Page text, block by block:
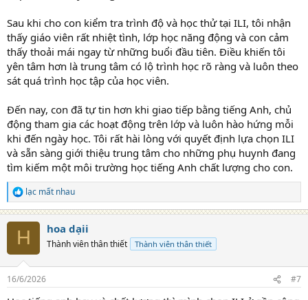
mà còn được đào tạo để hiểu tâm lý trẻ, biết cách khơi dậy
sự hứng thú và khuyến khích bé tự tin giao tiếp.
Tiết kiệm chi phí: So với các trung tâm học tiếng Anh online
cho bé truyền thống, học phí của các nền tảng online như
51Talkthường hợp lý hơn, mà chất lượng vẫn đảm bảo.
Môi trường học hiện đại: Các nền tảng học tiếng Anh
online cho bé sử dụng công nghệ tiên tiến, kết hợp hình ảnh,
âm thanh, trò chơi tương tác, giúp bé học mà như chơi,
Chính vì những lợi ích này, mình đã quyết định tìm hiểu sâu hơn về
các nền tảng học tiếng Anh online, và51Talkđã thực sự khiến mình
ấn tượng.
51Talk – Giải pháp học tiếng Anh
online cho bé hiệu quả​
Khi lướt mạng tìm kiếm các trung tâm dạy học tiếng Anh online cho
bé, cái tên51Talkxuất hiện khắp nơi, từ các diễn đàn phụ huynh
đến các bài đánh giá trên mạng xã hội. Sau khi tìm hiểu và cho con
trải nghiệm buổi học thử, mình thực sự hiểu vì sao
tảng này:
Sau khi cho con kiểm tra trình độ và học thử tại ILI, tôi nhận
thấy giáo viên rất nhiệt tình, lớp học năng động và con cảm
thấy thoải mái ngay từ những buổi đầu tiên. Điều khiến tôi
yên tâm hơn là trung tâm có lộ trình học rõ ràng và luôn theo
sát quá trình học tập của học viên.
Đến nay, con đã tự tin hơn khi giao tiếp bằng tiếng Anh, chủ
động tham gia các hoạt động trên lớp và luôn hào hứng mỗi
khi đến ngày học. Tôi rất hài lòng với quyết định lựa chọn ILI
và sẵn sàng giới thiệu trung tâm cho những phụ huynh đang
tìm kiếm một môi trường học tiếng Anh chất lượng cho con.
R
e
a
s
lạc mất nhau
H hoa dạii
Thành viên thân thiết Thành viên thân thiết
16/6/2026 #7